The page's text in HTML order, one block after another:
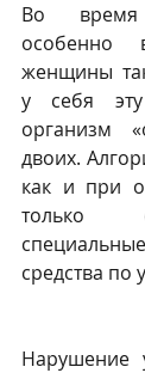
Во время
особенно
женщины
у себя
организм
двоих.
как и при
только
средства по
Нарушение